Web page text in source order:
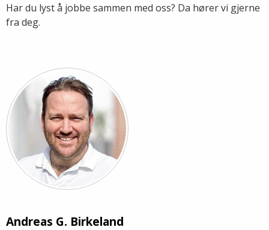
Har du lyst å jobbe sammen med oss? Da hører vi gjerne
fra deg.
Andreas G. Birkeland